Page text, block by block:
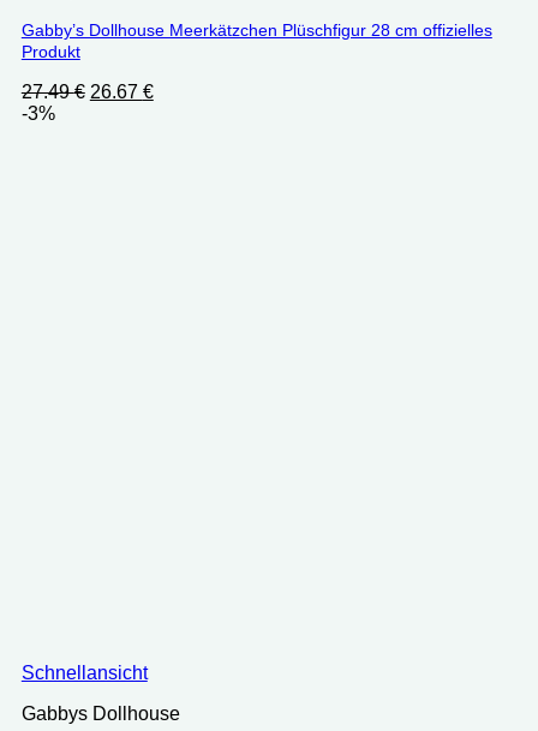
Gabby’s Dollhouse Meerkätzchen Plüschfigur 28 cm offizielles
Produkt
27.49€ Ursprünglicher
26.67 €Aktueller
-3%
Schnellansicht
Gabbys Dollhouse